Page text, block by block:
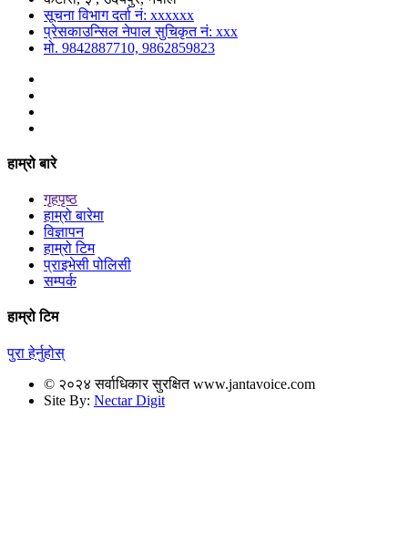
सूचना विभाग दर्ता नं: xxxxxx
प्रेसकाउन्सिल नेपाल सुचिकृत नं: xxx
मो. 9842887710, 9862859823
हाम्रो बारे
गृहपृष्ठ
हाम्रो बारेमा
विज्ञापन
हाम्रो टिम
प्राइभेसी पोलिसी
सम्पर्क
हाम्रो टिम
पुरा हेर्नुहोस्
© २०२४ सर्वाधिकार सुरक्षित www.jantavoice.com
Site By: Nectar Digit